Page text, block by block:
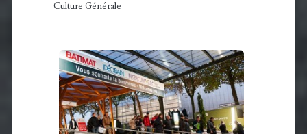
Culture Générale